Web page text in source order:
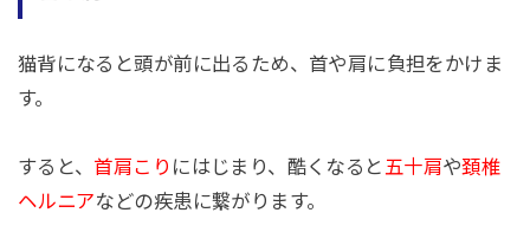
猫背になると頭が前に出るため、首や肩に負担をかけま
す。
すると、 首肩こり にはじまり、酷くなると 五十肩や頚椎
ヘルニアなどの疾患に繋がります。